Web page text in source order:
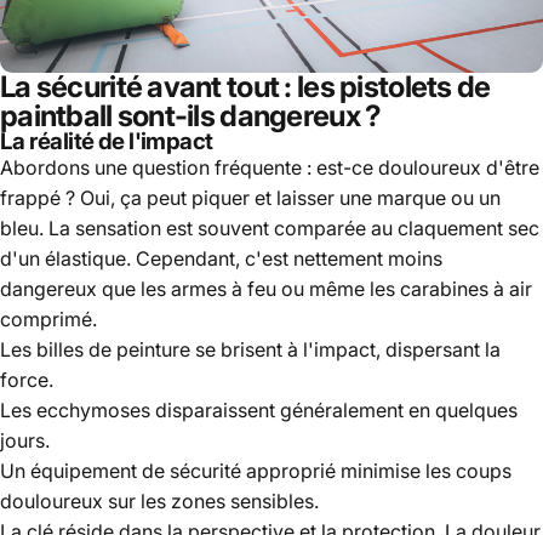
La sécurité avant tout : les pistolets de
paintball sont-ils dangereux ?
La réalité de l'impact
Abordons une question fréquente : est-ce douloureux d'être
frappé ? Oui, ça peut piquer et laisser une marque ou un
bleu. La sensation est souvent comparée au claquement sec
d'un élastique. Cependant, c'est nettement moins
dangereux que les armes à feu ou même les carabines à air
comprimé.
Les billes de peinture se brisent à l'impact, dispersant la
force.
Les ecchymoses disparaissent généralement en quelques
jours.
Un équipement de sécurité approprié minimise les coups
douloureux sur les zones sensibles.